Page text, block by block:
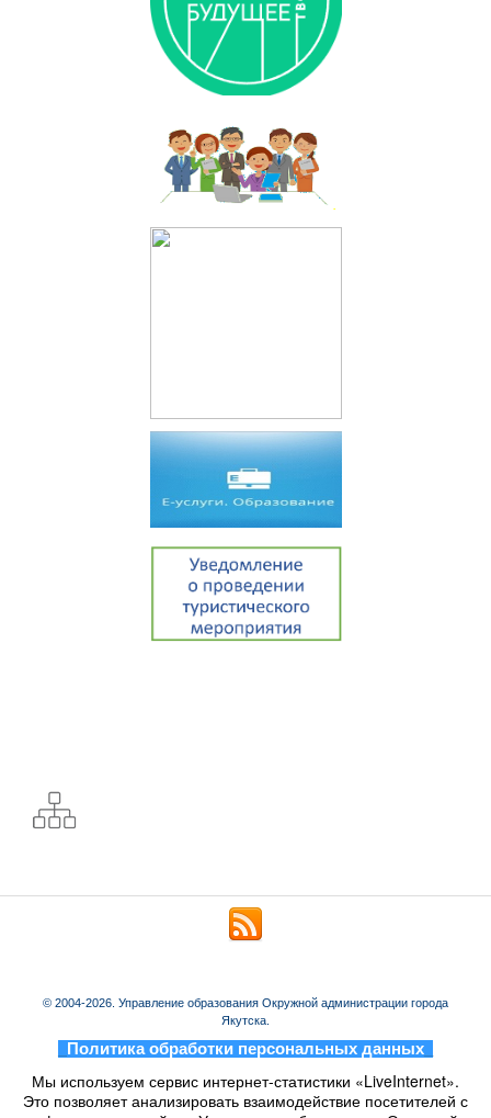
© 2004-2026. Управление образования Окружной администрации города
Якутска.
Политика обработки персональных данных
Мы используем сервис интернет-статистики «LiveInternet».
Это позволяет анализировать взаимодействие посетителей с